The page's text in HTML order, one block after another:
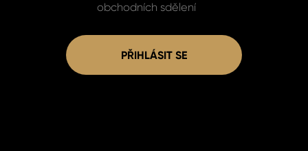
obchodních sdělení
PŘIHLÁSIT SE